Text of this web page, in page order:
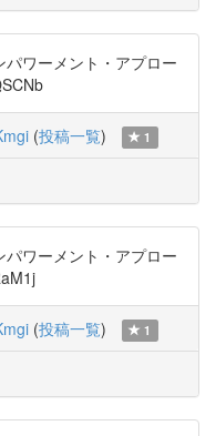
ワーメント・アプロー
(投稿一覧) 1
ワーメント・アプロー
(投稿一覧) 1